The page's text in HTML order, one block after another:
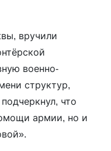
вручили
военно-
структур,
что
армии, но и